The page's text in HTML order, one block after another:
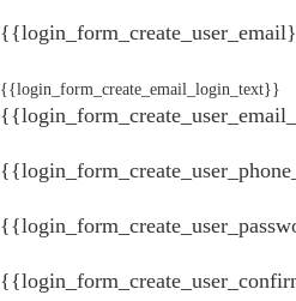
{{login_form_create_email_login_text}}